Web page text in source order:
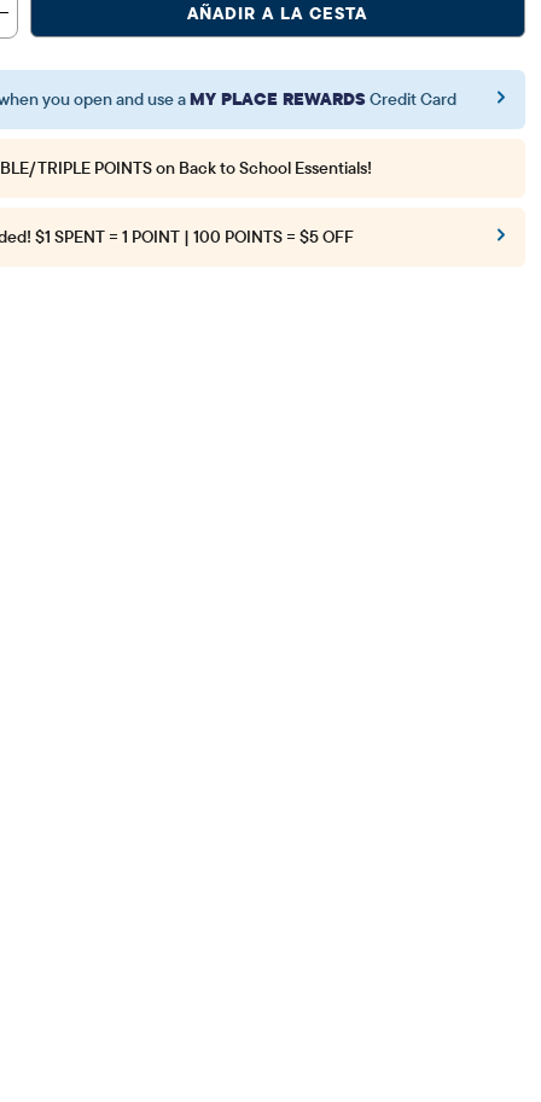
AÑADIR A LA CESTA
you open and use aMY PLACE REWARDSCredit Card
TRIPLE POINTSon Back to School Essentials!
$1 SPENT = 1 POINT | 100 POINTS = $5 OFF